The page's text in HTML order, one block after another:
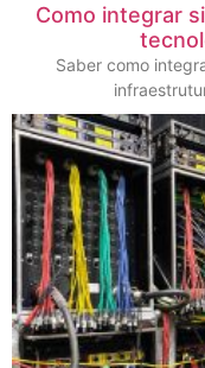
Como integrar
Saber como